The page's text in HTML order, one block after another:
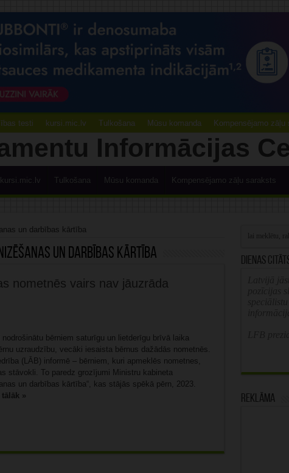
testi kursi.mic.lv Tulkošana Mūsu komanda Kompensējamo zāļu
kursi.mic.lv Tulkošana Mūsu komanda Kompensējamo zāļu saraksts
un darbības kārtība
un darbības kārtība
nometnēs vairs nav jāuzrāda
bērniem saturīgu un lietderīgu brīvā laika
uzraudzību, vecāki iesaista bērnus dažādās nometnēs.
(LĀB) informē – bērniem, kuri apmeklēs nometnes,
stāvokli. To paredz grozījumi Ministru kabineta
un darbības kārtība“, kas stājās spēkā pērn, 2023.
tālāk »
Dienas
Reklāma